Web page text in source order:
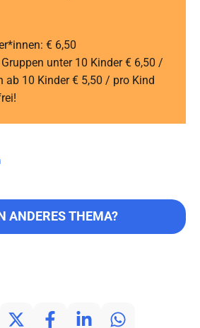
€ 6,50
unter 10 Kinder € 6,50 /
ab 10 Kinder € 5,50 / pro Kind
ANDERES THEMA?